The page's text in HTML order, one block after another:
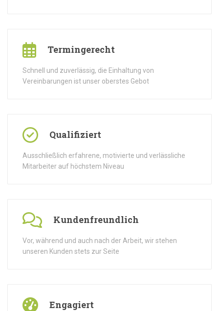
Termingerecht
Schnell und zuverlässig, die Einhaltung von
Vereinbarungen ist unser oberstes Gebot
Qualifiziert
Ausschließlich erfahrene, motivierte und verlässliche
Mitarbeiter auf höchstem Niveau
Kundenfreundlich
Vor, während und auch nach der Arbeit, wir stehen
unseren Kunden stets zur Seite
Engagiert